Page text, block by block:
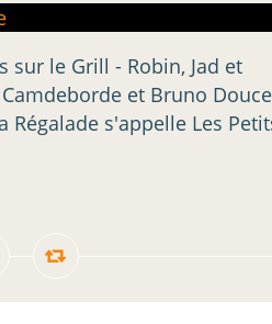
sur le Grill - Robin, Jad et
et Bruno
s'appelle Les